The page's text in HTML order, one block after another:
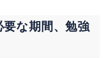
な期間、勉強